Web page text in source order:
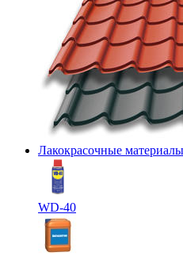
Лакокрасочные материалы
WD-40